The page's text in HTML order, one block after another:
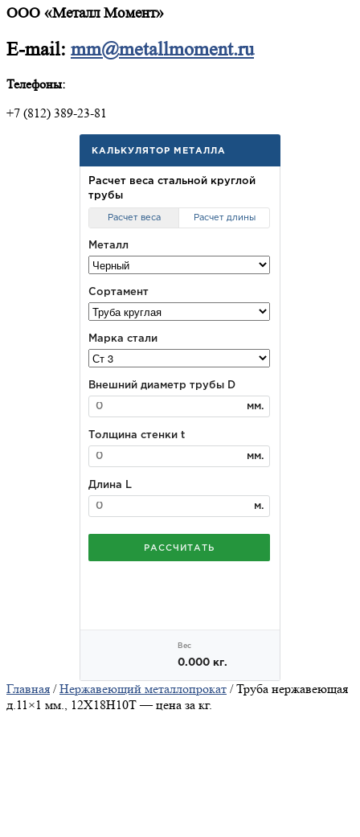
ООО «Металл Момент»
E-mail: mm@metallmoment.ru
Телефоны:
+7 (812) 389-23-81
Главная /Нержавеющий металлопрокат / Труба нержавеющая
д.11×1 мм., 12Х18Н10Т — цена за кг.